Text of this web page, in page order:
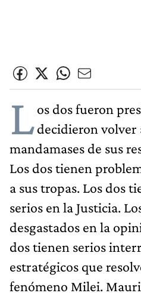
Los dos fueron
decidieron volver
mandamases de sus
Los dos tienen
a sus tropas. Los dos
serios en la Justicia.
desgastados en la
dos tienen serios
estratégicos que
fenómeno Milei.